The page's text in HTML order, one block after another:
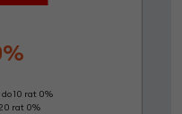
10 rat 0%
rat 0%